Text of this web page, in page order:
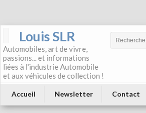
Louis SLR
Automobiles, art de vivre,
passions... et informations
liées à l'industrie Automobile
et aux véhicules de collection !
Accueil Newsletter Contact